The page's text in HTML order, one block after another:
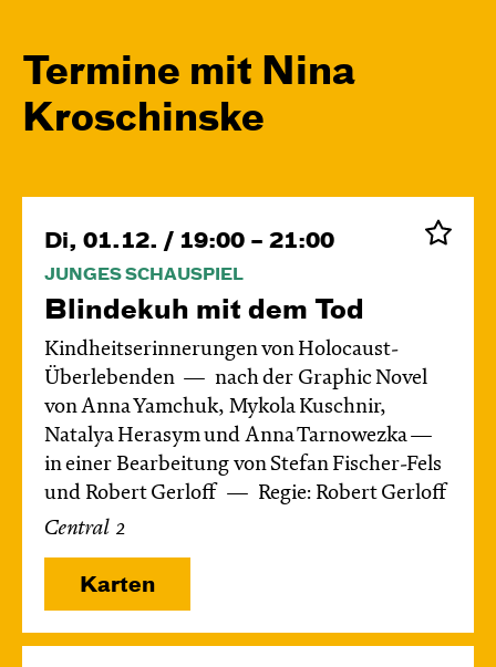
Termine mit Nina
Kroschinske
Di, 01.12. / 19:00 – 21:00
JUNGES SCHAUSPIEL
Blinde­kuh mit dem Tod
Kindheitserinnerungen von Holocaust-
Überlebenden
nach der Graphic Novel
von Anna Yamchuk, Mykola Kuschnir,
Natalya Herasym und Anna Tarnowezka —
in einer Bearbeitung von Stefan Fischer-Fels
und Robert Gerloff
Regie: Robert Gerloff
Central 2
Karten